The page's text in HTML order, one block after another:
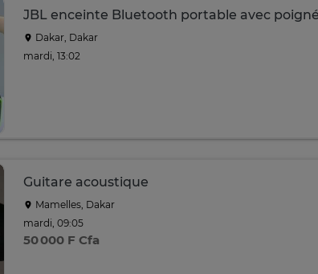
JBL enceinte Bluetooth portable avec
Dakar, Dakar
mardi, 13:02
Guitare acoustique
Mamelles, Dakar
mardi, 09:05
50 000 F Cfa